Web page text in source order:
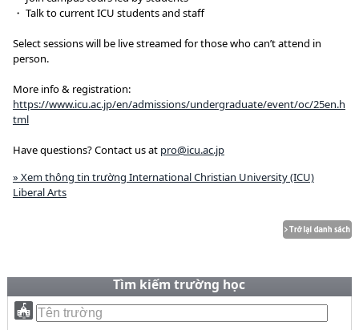
・ Talk to current ICU students and staff
Select sessions will be live streamed for those who can’t attend in
person.
More info & registration:
https://www.icu.ac.jp/en/admissions/undergraduate/event/oc/25en.h
tml
Have questions? Contact us at pro@icu.ac.jp
» Xem thông tin trường International Christian University (ICU)
Liberal Arts
Tìm kiếm trường học